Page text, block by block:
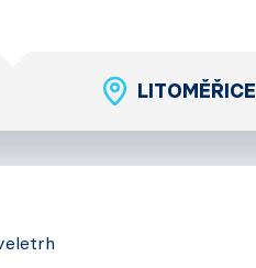
LITOMĚŘICE